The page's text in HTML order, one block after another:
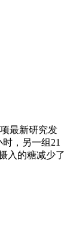
最新研究发
，另一组21
入的糖减少了